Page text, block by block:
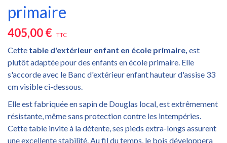
primaire
405,00 € TTC
Cette table d'extérieur enfant en école primaire, est
plutôt adaptée pour des enfants en école primaire. Elle
s'accorde avec le Banc d'extérieur enfant hauteur d'assise 33
cm visible ci-dessous.
Elle est fabriquée en sapin de Douglas local, est extrêmement
résistante, même sans protection contre les intempéries.
Cette table invite à la détente, ses pieds extra-longs assurent
une excellente stabilité. Au fil du temps, le bois développera